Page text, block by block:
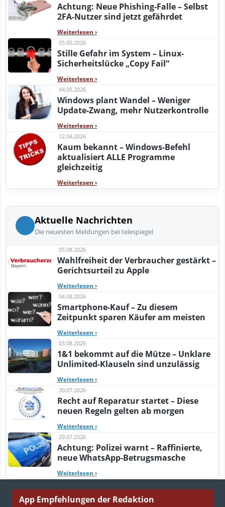
Achtung: Neue Phishing-Falle – Selbst
2FA-Nutzer sind jetzt gefährdet
Weiterlesen ›
05.05.2026
Stille Gefahr im System – Linux-
Sicherheitslücke „Copy Fail“
Weiterlesen ›
04.05.2026
Windows plant Wandel – Weniger
Update-Zwang, mehr Nutzerkontrolle
Weiterlesen ›
12.04.2026
Kaum bekannt – Windows-Befehl
aktualisiert ALLE Programme
gleichzeitig
Weiterlesen ›
Aktuelle Nachrichten
Die neuesten Meldungen bei telespiegel
05.08.2026
Wahlfreiheit der Verbraucher gestärkt –
Gerichtsurteil zu Apple
Weiterlesen ›
04.08.2026
Smartphone-Kauf – Zu diesem
Zeitpunkt sparen Käufer am meisten
Weiterlesen ›
03.08.2026
1&1 bekommt auf die Mütze – Unklare
Unlimited-Klauseln sind unzulässig
Weiterlesen ›
30.07.2026
Recht auf Reparatur startet – Diese
neuen Regeln gelten ab morgen
Weiterlesen ›
29.07.2026
Achtung: Polizei warnt – Raffinierte,
neue WhatsApp-Betrugsmasche
Weiterlesen ›
App Empfehlungen der Redaktion